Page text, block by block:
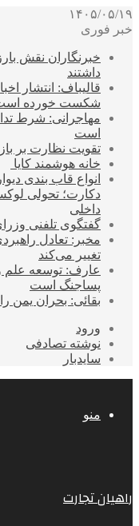
۱۴۰۵/۰۵/۱۹
خبر فوری
خبرنگاران نقش
داشتند
قالیباف: انتشار
شکست خورده
مهاجرانی: شرط
است
تقویت نظارت بر
خانه هوشمند کایا
انواع قاب بندی
دکارت؛ تحولی
داخلی
گفتگوی تلفنی
مخبر: تعادل
تغییر می‌کند
عارف: توسعه علم
پساجنگ است
بقائی: بحران یمن
ورود
نوشته تصادفی
سایدبار
منو
راهیان تجارت